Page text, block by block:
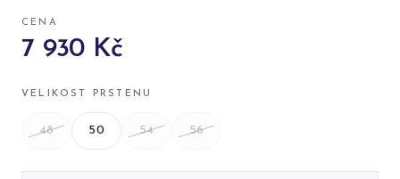
CENA
7 930 Kč
VELIKOST PRSTENU
48 50 54 56